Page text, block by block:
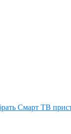
Смарт ТВ